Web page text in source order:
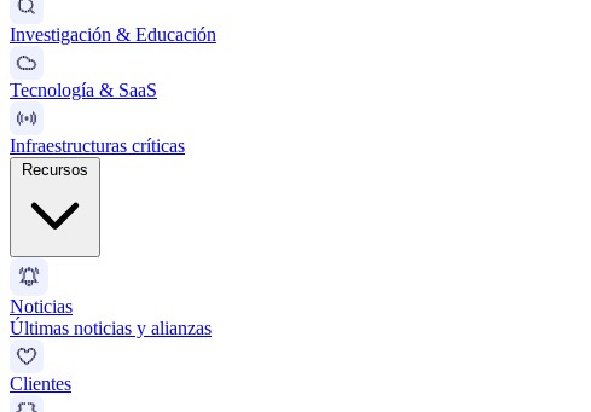
Investigación & Educación
Tecnología & SaaS
Infraestructuras críticas
Noticias
Últimas noticias y alianzas
Clientes